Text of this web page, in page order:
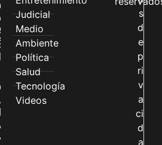
EN
EN
SUS
LA FERIA
Judicial
Medio
Ambiente
Política
Salud
Tecnología
Videos
s
d
e
p
ri
v
a
ci
d
a